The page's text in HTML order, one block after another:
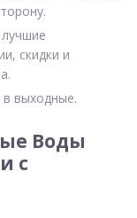
скидки и
в выходные.
Воды
с